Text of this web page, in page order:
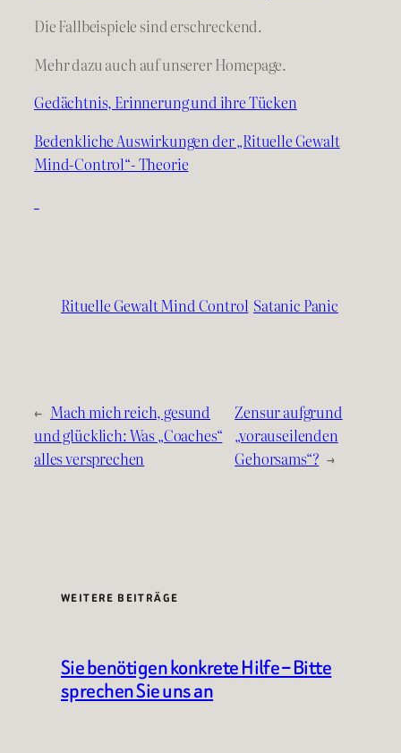
Die Fallbeispiele sind erschreckend.
Mehr dazu auch auf unserer Homepage.
Gedächtnis, Erinnerung und ihre Tücken
Bedenkliche Auswirkungen der „Rituelle Gewalt
Mind-Control“- Theorie
Rituelle Gewalt Mind Control Satanic Panic
← Mach mich reich, gesund
und glücklich: Was „Coaches“
alles versprechen
Zensur aufgrund
„vorauseilenden
Gehorsams“? →
WEITERE BEITRÄGE
Sie benötigen konkrete Hilfe – Bitte
sprechen Sie uns an